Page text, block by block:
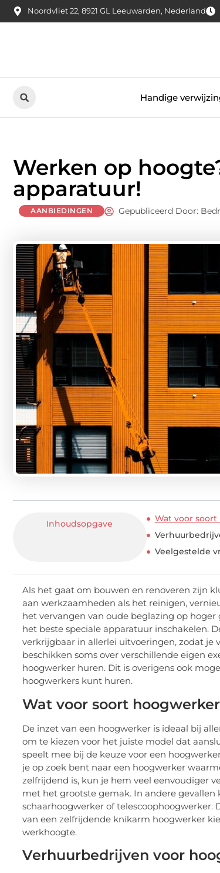
Noordvliet 22, 8921 GL Leeuwarden, Nederland
Handige
Werken op
apparatuur!
AANBIEDINGEN Gepubliceerd Door:
Inhoudsopgave
Wat voor
Veelgestelde
Als het gaat om bouwen en renoveren zijn
aan werkzaamheden als het reinigen,
het vervangen van oude beglazing op
het beste speciale apparatuur inschakelen.
verkrijgbaar in allerlei uitvoeringen, zodat je
beschikken soms over verschillende eigen
hoogwerker huren. Dit is overigens ook
hoogwerkers kunt huren.
Wat voor soort
De inzet van een hoogwerker is ideaal bij
om te kiezen voor het juiste model dat
speelt mee bij de keuze voor een
je op zoek bent naar een hoogwerker
zelfrijdend is, kun je hem veel eenvoudiger
met het grootste gemak. In andere
schaarhoogwerker of
van een zelfrijdende knikarm hoogwerker
werkhoogte.
Verhuurbedrijven voor